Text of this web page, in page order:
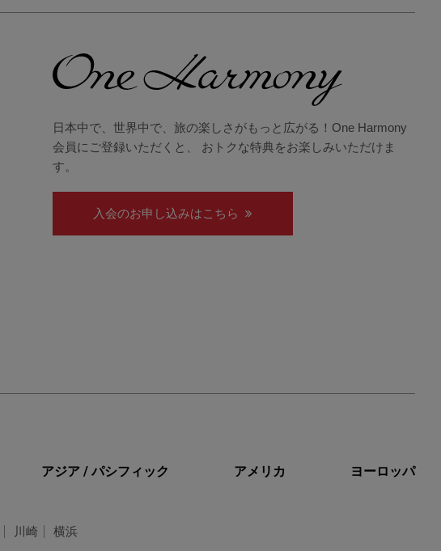
日本中で、世界中で、旅の楽しさがもっと広がる！One Harmony
会員にご登録いただくと、 おトクな特典をお楽しみいただけま
す。
入会のお申し込みはこちら
アジア / パシフィック アメリカ ヨーロッパ
川崎 横浜